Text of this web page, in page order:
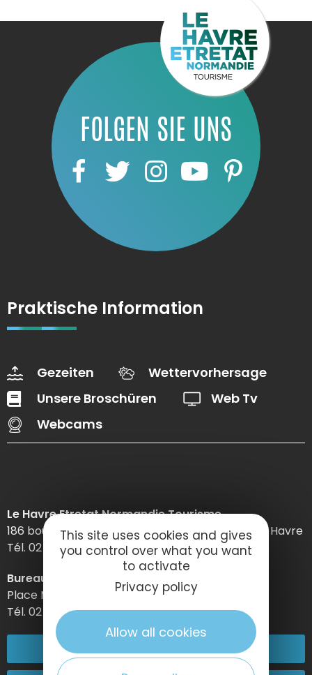
FOLGEN SIE UNS
Praktische Information
Gezeiten
Wettervorhersage
Unsere Broschüren
Web Tv
Webcams
Le Havre Etretat Normandie Tourisme
186 boulevard Clemenceau – BP 649 – 76059 Le Havre
Tél. 02 32 74 04 04 –
Bureau d’information d’Etretat
Place Maurice Guillard – 76790 Étretat
Tél. 02 35 27 05 21
This site uses cookies and gives
you control over what you want
to activate
Privacy policy
Allow all cookies